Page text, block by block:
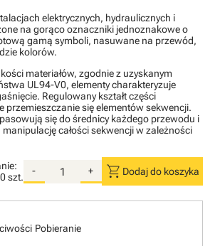
elektrycznych, hydraulicznych i
na gorąco oznaczniki jednoznakowe o
gamą symboli, nasuwane na przewód,
kolorów.
materiałów, zgodnie z uzyskanym
UL94-V0, elementy charakteryzuje
Regulowany kształt części
przemieszczanie się elementów sekwencji.
się do średnicy każdego przewodu i
całości sekwencji w zależności
szt.
- + shopping_cart Dodaj do koszyka
Pobieranie